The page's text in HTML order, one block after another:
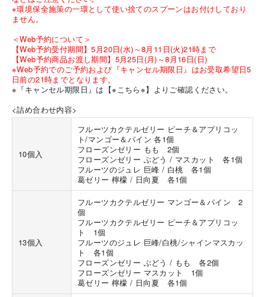
※環境保全施策の一環として使い捨てのスプーンはお付けしており
ません。
＜Web予約について＞
【Web予約受付期間】5月20日(水)～8月11日(火)21時まで
【Web予約商品お渡し期間】5月25日(月)～8月16日(日)
※Web予約でのご予約および『キャンセル期限日』はお受取希望日5
日前の21時までとなります。
※『キャンセル期限日』は 【※こちら※】 よりご確認ください。
<詰め合わせ内容>
10個入
フルーツカクテルゼリー ピーチ＆アプリコッ
ト/マンゴー＆パイン 各1個
フローズンゼリー もも 2個
フローズンゼリー ぶどう / マスカット 各1個
フルーツのジュレ 巨峰 / 白桃 各1個
葛ゼリー 檸檬 / 日向夏 各1個
13個入
フルーツカクテルゼリー マンゴー＆パイン 2
個
フルーツカクテルゼリー ピーチ＆アプリコッ
ト 1個
フルーツのジュレ 巨峰/白桃/シャインマスカッ
ト 各1個
フローズンゼリー ぶどう / もも 各2個
フローズンゼリー マスカット 1個
葛ゼリー 檸檬 / 日向夏 各1個
海外 Overseas shops
Indonesia
Singapore
Malaysia
Hong Kong
UAE